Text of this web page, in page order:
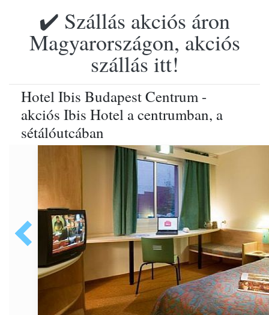
✔️ Szállás akciós áron
Magyarországon, akciós
szállás itt!
Hotel Ibis Budapest Centrum -
akciós Ibis Hotel a centrumban, a
sétálóutcában